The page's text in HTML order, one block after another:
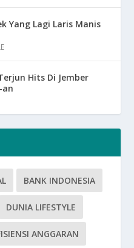
Yang Lagi Laris Manis
Hits Di Jember
an
BANK INDONESIA
DUNIA LIFESTYLE
ANGGARAN